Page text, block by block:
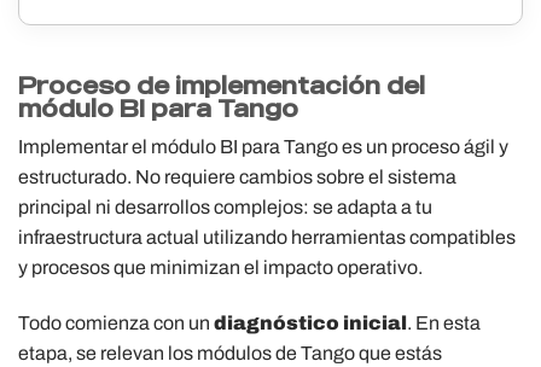
Proceso de implementación del
módulo BI para Tango
Implementar el módulo BI para Tango es un proceso ágil y
estructurado. No requiere cambios sobre el sistema
principal ni desarrollos complejos: se adapta a tu
infraestructura actual utilizando herramientas compatibles
y procesos que minimizan el impacto operativo.
Todo comienza con un diagnóstico inicial. En esta
etapa, se relevan los módulos de Tango que estás